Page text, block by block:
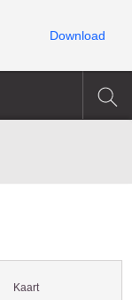
Kaart
Download